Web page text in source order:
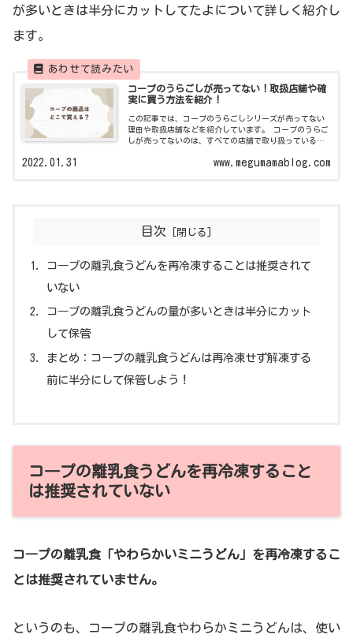
が多いときは半分にカットしてたよについて詳しく紹介し
ます。
コープのうらごしが売ってない！取扱店舗や確
実に買う方法を紹介！
この記事では、コープのうらごしシリーズが売ってない
理由や取扱店舗などを紹介しています。 コープのうらご
しが売ってないのは、すべての店舗で取り扱っているわ
ープのうらごしシリーズなど欲しいもの...
www.megumamablog.com
2022.01.31
目次
コ―プの離乳食うどんを再冷凍することは推奨されて
いない
コ―プの離乳食うどんの量が多いときは半分にカット
して保管
まとめ：コープの離乳食うどんは再冷凍せず解凍する
前に半分にして保管しよう！
コ―プの離乳食うどんを再冷凍すること
は推奨されていない
コ―プの離乳食「やわらかいミニうどん」を再冷凍するこ
とは推奨されていません。
というのも、コープの離乳食やわらかミニうどんは、使い